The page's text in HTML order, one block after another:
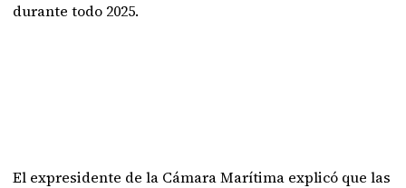
durante todo 2025.
El expresidente de la Cámara Marítima explicó que las